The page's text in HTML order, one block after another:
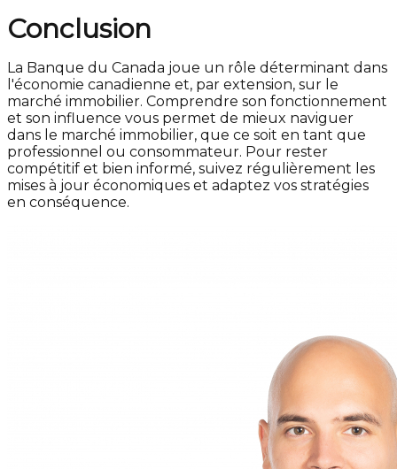
Conclusion
La Banque du Canada joue un rôle déterminant dans
l'économie canadienne et, par extension, sur le
marché immobilier. Comprendre son fonctionnement
et son influence vous permet de mieux naviguer
dans le marché immobilier, que ce soit en tant que
professionnel ou consommateur. Pour rester
compétitif et bien informé, suivez régulièrement les
mises à jour économiques et adaptez vos stratégies
en conséquence.